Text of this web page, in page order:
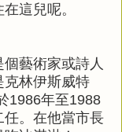
這兒呢。
藝術家或詩人
克林伊斯威特
1986年至1988
。在他當市長